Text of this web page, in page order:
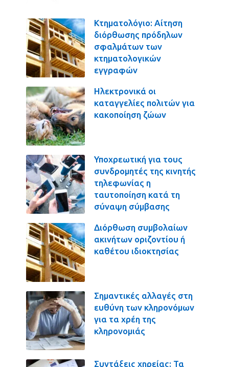
Κτηματολόγιο: Αίτηση
διόρθωσης πρόδηλων
σφαλμάτων των
κτηματολογικών
εγγραφών
Ηλεκτρονικά οι
καταγγελίες πολιτών για
κακοποίηση ζώων
Υποχρεωτική για τους
συνδρομητές της κινητής
τηλεφωνίας η
ταυτοποίηση κατά τη
σύναψη σύμβασης
Διόρθωση συμβολαίων
ακινήτων οριζοντίου ή
καθέτου ιδιοκτησίας
Σημαντικές αλλαγές στη
ευθύνη των κληρονόμων
για τα χρέη της
κληρονομιάς
Συντάξεις χηρείας: Τα